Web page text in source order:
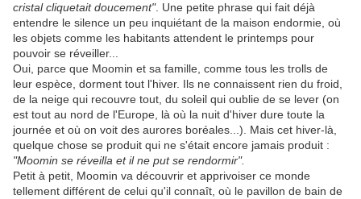
cristal cliquetait doucement". Une petite phrase qui fait déjà
entendre le silence un peu inquiétant de la maison endormie, où
les objets comme les habitants attendent le printemps pour
pouvoir se réveiller...
Oui, parce que Moomin et sa famille, comme tous les trolls de
leur espèce, dorment tout l'hiver. Ils ne connaissent rien du froid,
de la neige qui recouvre tout, du soleil qui oublie de se lever (on
est tout au nord de l'Europe, là où la nuit d'hiver dure toute la
journée et où on voit des aurores boréales...). Mais cet hiver-là,
quelque chose se produit qui ne s'était encore jamais produit :
"Moomin se réveilla et il ne put se rendormir".
Petit à petit, Moomin va découvrir et apprivoiser ce monde
tellement différent de celui qu'il connaît, où le pavillon de bain de